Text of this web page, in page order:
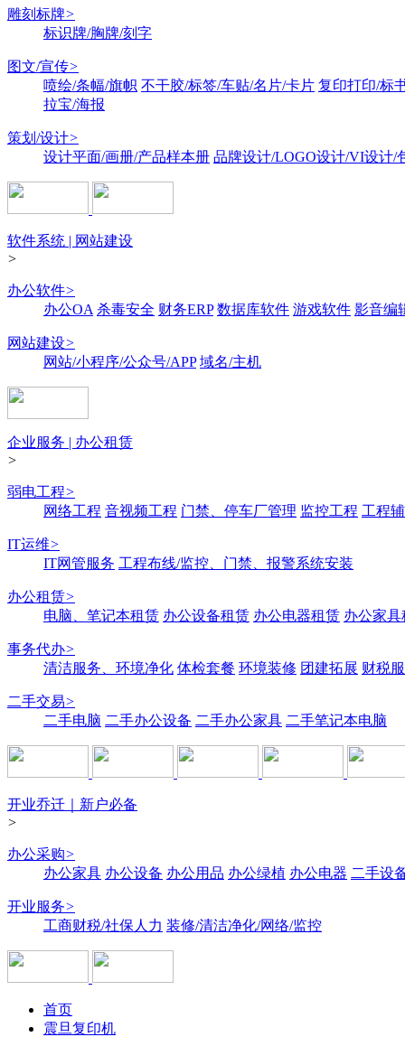
雕刻标牌>
标识牌/胸牌/刻字
图文/宣传>
喷绘/条幅/旗帜 不干胶/标签/车贴/名片/卡片 复印打印/标
拉宝/海报
策划/设计>
设计平面/画册/产品样本册 品牌设计/LOGO设计/VI设计/
软件系统 | 网站建设
>
办公软件>
办公OA 杀毒安全 财务ERP 数据库软件 游戏软件 影音编
网站建设>
网站/小程序/公众号/APP 域名/主机
企业服务 | 办公租赁
>
弱电工程>
网络工程 音视频工程 门禁、停车厂管理 监控工程 工程
IT运维>
IT网管服务 工程布线/监控、门禁、报警系统安装
办公租赁>
电脑、笔记本租赁 办公设备租赁 办公电器租赁 办公家具
事务代办>
清洁服务、环境净化 体检套餐 环境装修 团建拓展 财税
二手交易>
二手电脑 二手办公设备 二手办公家具 二手笔记本电脑
开业乔迁｜新户必备
>
办公采购>
办公家具 办公设备 办公用品 办公绿植 办公电器 二手设
开业服务>
工商财税/社保人力 装修/清洁净化/网络/监控
首页
震旦复印机